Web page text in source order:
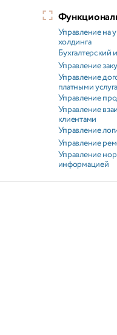
Управление на
холдинга
Бухгалтерский
Управление
Управление
платными
Управление
Управление
клиентами
Управление
Управление
Управление
информацией